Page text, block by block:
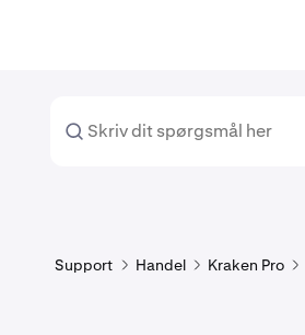
Support Handel Kraken Pro